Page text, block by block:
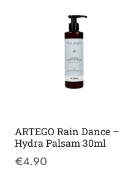
ARTEGO Rain Dance –
Hydra Palsam 30ml
€4.90